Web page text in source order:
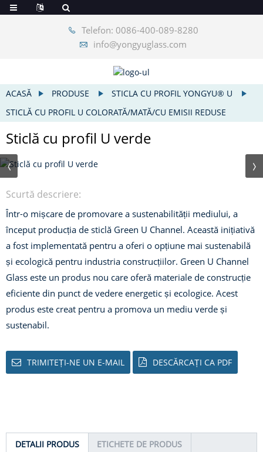
Telefon: 0086-400-089-8280
info@yongyuglass.com
ACASĂ PRODUSE
STICLA CU PROFIL YONGYU® U
STICLĂ CU PROFIL U COLORATĂ/MATĂ/CU EMISII REDUSE
Sticlă cu profil U verde
Scurtă descriere:
Într-o mișcare de promovare a sustenabilității mediului, a
început producția de sticlă Green U Channel. Această inițiativă
a fost implementată pentru a oferi o opțiune mai sustenabilă
și ecologică pentru industria construcțiilor. Green U Channel
Glass este un produs nou care oferă materiale de construcție
eficiente din punct de vedere energetic și ecologice. Acest
produs este creat pentru a promova un mediu verde și
sustenabil.
TRIMITEȚI-NE UN E-MAIL DESCĂRCAȚI CA PDF
DETALII PRODUS ETICHETE DE PRODUS